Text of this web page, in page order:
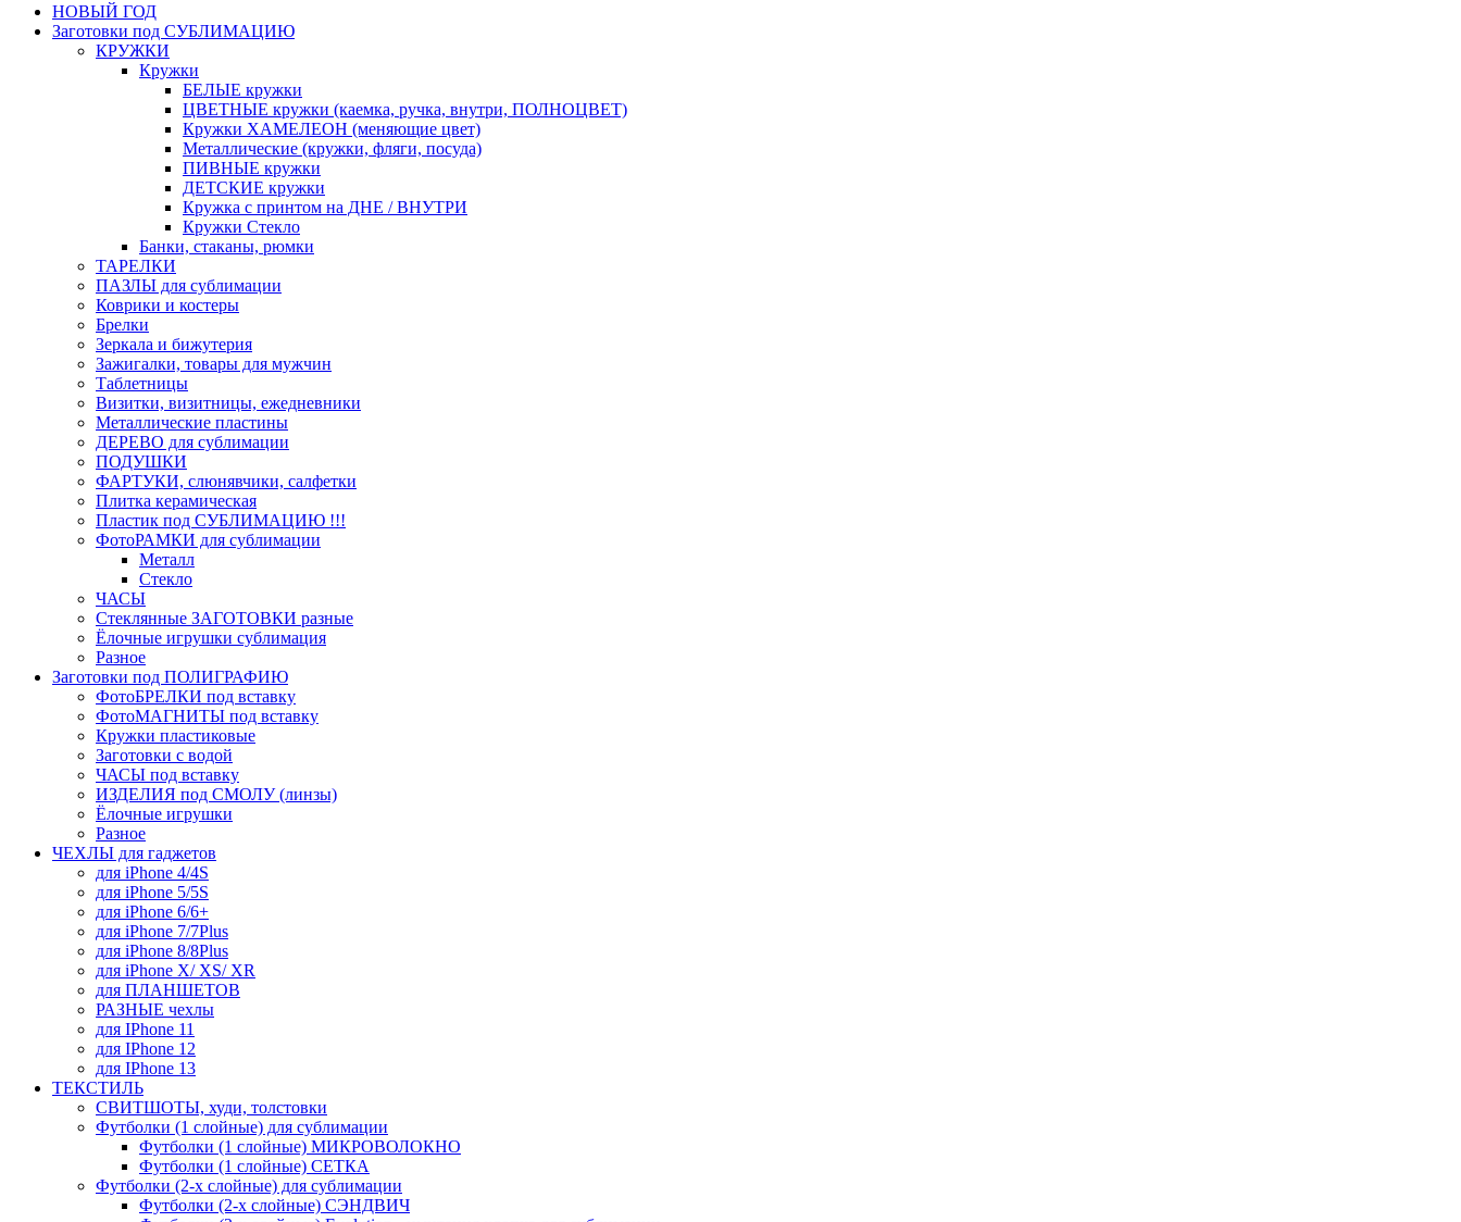
НОВЫЙ ГОД
Заготовки под СУБЛИМАЦИЮ
КРУЖКИ
Кружки
БЕЛЫЕ кружки
ЦВЕТНЫЕ кружки (каемка, ручка, внутри, ПОЛНОЦВЕТ)
Кружки ХАМЕЛЕОН (меняющие цвет)
Металлические (кружки, фляги, посуда)
ПИВНЫЕ кружки
ДЕТСКИЕ кружки
Кружка с принтом на ДНЕ / ВНУТРИ
Кружки Стекло
Банки, стаканы, рюмки
ТАРЕЛКИ
ПАЗЛЫ для сублимации
Коврики и костеры
Брелки
Зеркала и бижутерия
Зажигалки, товары для мужчин
Таблетницы
Визитки, визитницы, ежедневники
Металлические пластины
ДЕРЕВО для сублимации
ПОДУШКИ
ФАРТУКИ, слюнявчики, салфетки
Плитка керамическая
Пластик под СУБЛИМАЦИЮ !!!
ФотоРАМКИ для сублимации
Металл
Стекло
ЧАСЫ
Стеклянные ЗАГОТОВКИ разные
Ёлочные игрушки сублимация
Разное
Заготовки под ПОЛИГРАФИЮ
ФотоБРЕЛКИ под вставку
ФотоМАГНИТЫ под вставку
Кружки пластиковые
Заготовки с водой
ЧАСЫ под вставку
ИЗДЕЛИЯ под СМОЛУ (линзы)
Ёлочные игрушки
Разное
ЧЕХЛЫ для гаджетов
для iPhone 4/4S
для iPhone 5/5S
для iPhone 6/6+
для iPhone 7/7Plus
для iPhone 8/8Plus
для iPhone X/ XS/ XR
для ПЛАНШЕТОВ
РАЗНЫЕ чехлы
для IPhone 11
для IPhone 12
для IPhone 13
ТЕКСТИЛЬ
СВИТШОТЫ, худи, толстовки
Футболки (1 слойные) для сублимации
Футболки (1 слойные) МИКРОВОЛОКНО
Футболки (1 слойные) СЕТКА
Футболки (2-х слойные) для сублимации
Футболки (2-х слойные) CЭНДВИЧ